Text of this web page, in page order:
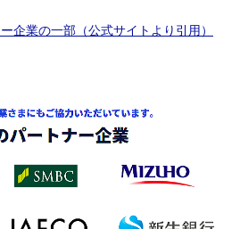
企業の一部（公式サイトより引用）